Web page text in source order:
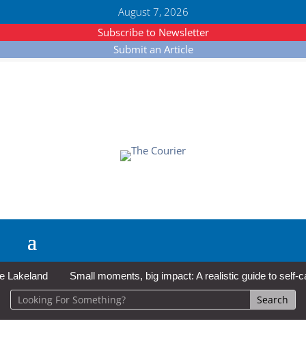
August 7, 2026
Subscribe to Newsletter
Submit an Article
Small moments, big impact: A realistic guide to self-care